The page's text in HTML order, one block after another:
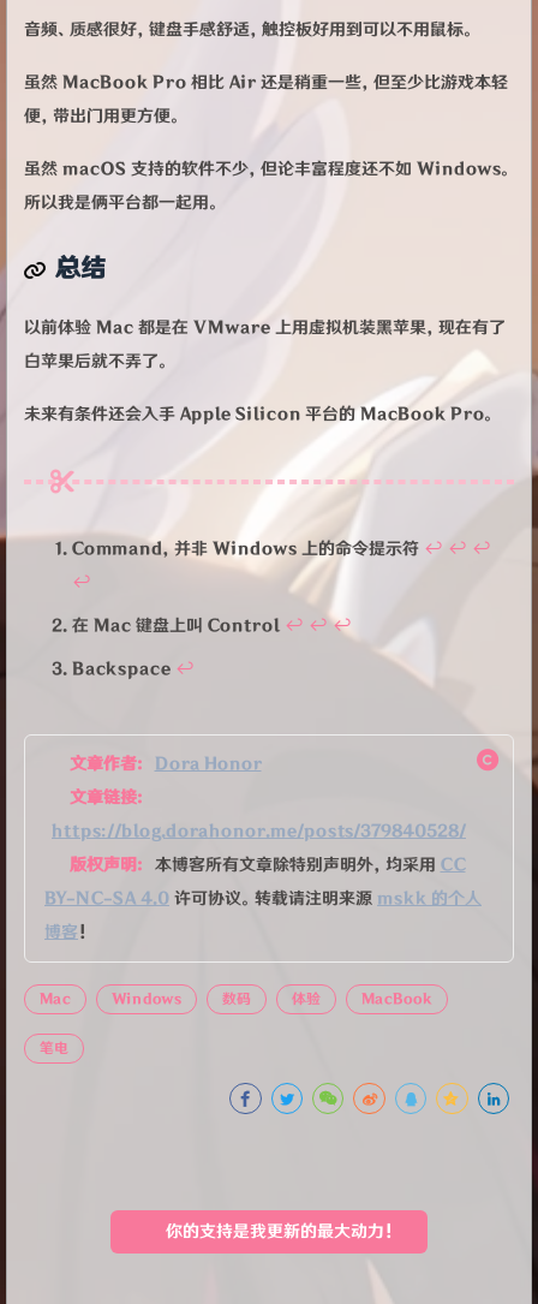
音频、质感很好，键盘手感舒适，触控板好用到可以不用鼠标。
虽然 MacBook Pro 相比 Air 还是稍重一些，但至少比游戏本轻
便，带出门用更方便。
虽然 macOS 支持的软件不少，但论丰富程度还不如 Windows。
所以我是俩平台都一起用。
总结
以前体验 Mac 都是在 VMware 上用虚拟机装黑苹果，现在有了
白苹果后就不弄了。
未来有条件还会入手 Apple Silicon 平台的 MacBook Pro。
Command，并非 Windows 上的命令提示符 ↩︎ ↩︎ ↩︎
↩︎
在 Mac 键盘上叫 Control ↩︎ ↩︎ ↩︎
Backspace ↩︎
文章作者:
Dora Honor
文章链接:
https://blog.dorahonor.me/posts/379840528/
版权声明:
本博客所有文章除特别声明外，均采用 CC
BY-NC-SA 4.0 许可协议。转载请注明来源 mskk 的个人
博客！
Mac Windows 数码 体验 MacBook
笔电
你的支持是我更新的最大动力！